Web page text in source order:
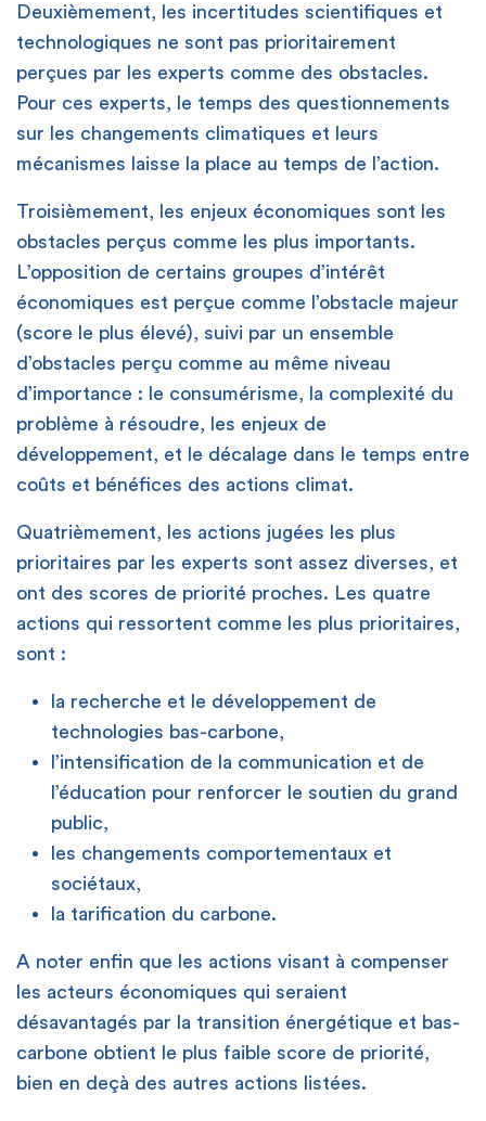
Deuxièmement, les incertitudes scientifiques et
technologiques ne sont pas prioritairement
perçues par les experts comme des obstacles.
Pour ces experts, le temps des questionnements
sur les changements climatiques et leurs
mécanismes laisse la place au temps de l’action.
Troisièmement, les enjeux économiques sont les
obstacles perçus comme les plus importants.
L’opposition de certains groupes d’intérêt
économiques est perçue comme l’obstacle majeur
(score le plus élevé), suivi par un ensemble
d’obstacles perçu comme au même niveau
d’importance : le consumérisme, la complexité du
problème à résoudre, les enjeux de
développement, et le décalage dans le temps entre
coûts et bénéfices des actions climat.
Quatrièmement, les actions jugées les plus
prioritaires par les experts sont assez diverses, et
ont des scores de priorité proches. Les quatre
actions qui ressortent comme les plus prioritaires,
sont :
la recherche et le développement de
technologies bas-carbone,
l’intensification de la communication et de
l’éducation pour renforcer le soutien du grand
public,
les changements comportementaux et
sociétaux,
la tarification du carbone.
A noter enfin que les actions visant à compenser
les acteurs économiques qui seraient
désavantagés par la transition énergétique et bas-
carbone obtient le plus faible score de priorité,
bien en deçà des autres actions listées.